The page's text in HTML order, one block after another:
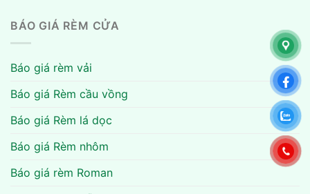
BÁO GIÁ RÈM CỬA
Báo giá rèm vải
Báo giá Rèm cầu vồng
Báo giá Rèm lá dọc
Báo giá Rèm nhôm
Báo giá rèm Roman